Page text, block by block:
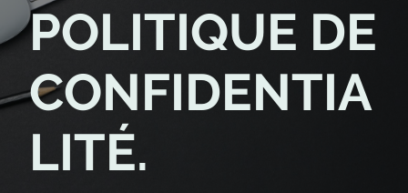
POLITIQUE DE
CONFIDENTIA
LITÉ.